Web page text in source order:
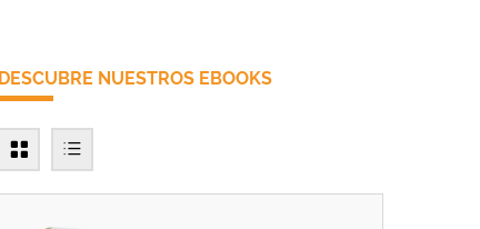
DESCUBRE NUESTROS EBOOKS